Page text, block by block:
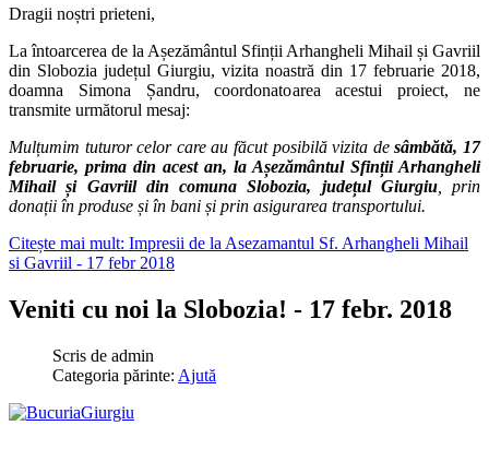
Dragii noștri prieteni,
La întoarcerea de la Așezământul Sfinții Arhangheli Mihail și Gavriil
din Slobozia județul Giurgiu, vizita noastră din 17 februarie 2018,
doamna Simona Șandru, coordonatoarea acestui proiect, ne
transmite următorul mesaj:
Mulțumim tuturor celor care au făcut posibilă vizita desâmbătă, 17
februarie, prima din acest an, la Așezământul Sfinții Arhangheli
Mihail și Gavriil din comuna Slobozia, județul Giurgiu, prin
donații în produse și în bani și prin asigurarea transportului.
Citește mai mult: Impresii de la Asezamantul Sf. Arhangheli Mihail
si Gavriil - 17 febr 2018
Veniti cu noi la Slobozia! - 17 febr. 2018
Scris de admin
Categoria părinte: Ajută